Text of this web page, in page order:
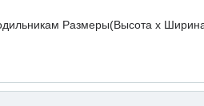
Размеры(Высота х